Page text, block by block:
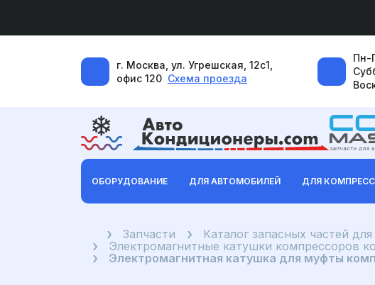
г. Москва, ул. Угрешская, 12с1,
офис 120 Схема проезда
Пн-
ОБОРУДОВАНИЕ ДЛЯ АВТОМОБИЛЕЙ ДЛЯ
ГлавнаяЗапчасти
Каталог запасных частей
Электромагнитные катушки компрессоров
Электромагнитная катушка для муфты